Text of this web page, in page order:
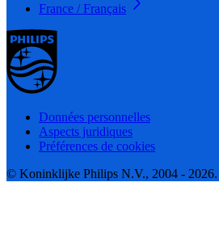
France / Français
Données personnelles
Aspects juridiques
Préférences de cookies
© Koninklijke Philips N.V., 2004 - 2026.